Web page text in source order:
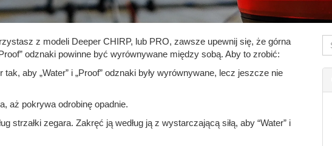
z modeli Deeper CHIRP, lub PRO, zawsze upewnij się, że górna
odznaki powinne być wyrównywane między sobą. Aby to zrobić:
aby „Water” i „Proof” odznaki były wyrównywane, lecz jeszcze nie
aż pokrywa odrobinę opadnie.
strzałki zegara. Zakręć ją według ją z wystarczającą siłą, aby “Water” i